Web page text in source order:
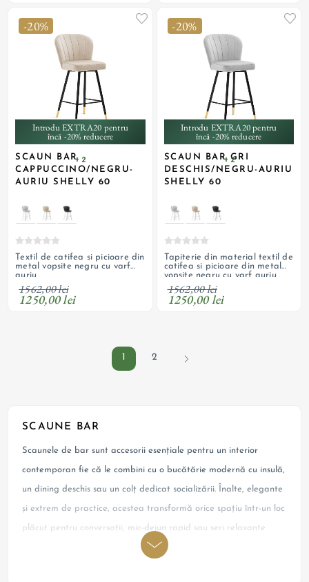
-20%
Introdu EXTRA20 pentru
încă -20% reducere
SCAUN BAR
CAPPUCCINO/NEGRU-
AURIU SHELLY 60
+ 2
Textil de catifea si picioare din
metal vopsite negru cu varf
auriu
1562,00 lei
1250,00 lei
-20%
Introdu EXTRA20 pentru
încă -20% reducere
SCAUN BAR GRI
DESCHIS/NEGRU-AURIU
SHELLY 60
+ 2
Tapiterie din material textil de
catifea si picioare din metal
vopsite negru cu varf auriu
1562,00 lei
1250,00 lei
1 2
SCAUNE BAR
Scaunele de bar sunt accesorii esențiale pentru un interior
contemporan fie că le combini cu o bucătărie modernă cu insulă,
un dining deschis sau un colț dedicat socializării. Înalte, elegante
și extrem de practice, acestea transformă orice spațiu într-un loc
plăcut pentru conversații, mic-dejun rapid sau seri relaxante
alături de prieteni. De la variante minimaliste la modele cu